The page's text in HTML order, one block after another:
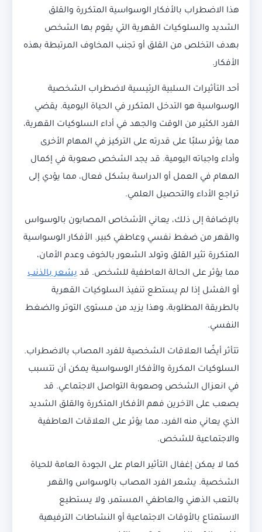
هذا الاضطراب بالأفكار الوسواسية المتكررة والقلق
الشديد والسلوكيات القهرية التي يقوم بها الشخص
بهدف التخلص من القلق أو تجنب المخاوف المرتبطة بهذه
الأفكار.
أحد التأثيرات السلبية الرئيسية لاضطراب الشخصية
الوسواسية هو التدخل المتكرر في الحياة اليومية. يقضي
الفرد الكثير من الوقت والجهد في أداء السلوكيات القهرية،
مما يؤثر سلبًا على قدرته على التركيز في المهام الأخرى
وأداء واجباته اليومية. قد يجد الشخص صعوبة في إكمال
المهام في العمل أو الدراسة بشكل فعال، مما يؤدي إلى
تراجع الأداء والتحصيل العلمي.
بالإضافة إلى ذلك، يعاني الأشخاص المصابون بالوسواس
والقهر من ضغط نفسي وعاطفي كبير. الأفكار الوسواسية
المتكررة تثير القلق وتولد الشعور بالخوف وعدم الأمان،
مما يؤثر على الحالة العاطفية للشخص. قد يشعر بالذنب
أو الفشل إذا لم يستطع تنفيذ السلوكيات القهرية
بالطريقة المطلوبة، وهذا يزيد من مستوى التوتر والضغط
النفسي.
تتأثر أيضًا العلاقات الشخصية للفرد المصاب بالاضطراب.
السلوكيات المكررة والأفكار الوسواسية يمكن أن تتسبب
في انعزال الشخص وصعوبة التواصل الاجتماعي. قد
يصعب على الآخرين فهم الأفكار المتكررة والقلق الشديد
الذي يعاني منه الفرد، مما يؤثر على العلاقات العاطفية
والاجتماعية للشخص.
كما لا يمكن إغفال التأثير العام على الجودة العامة للحياة
الشخصية. يشعر الفرد المصاب بالوسواس والقهر
بالتعب الذهني والعاطفي المستمر، ولا يستطيع
الاستمتاع بالأوقات الاجتماعية أو النشاطات الترفيهية